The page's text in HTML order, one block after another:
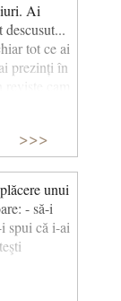
Ai
tot ce ai
prezinți în
cam
să afli
>>>
unui
- să-i
spui că i-ai